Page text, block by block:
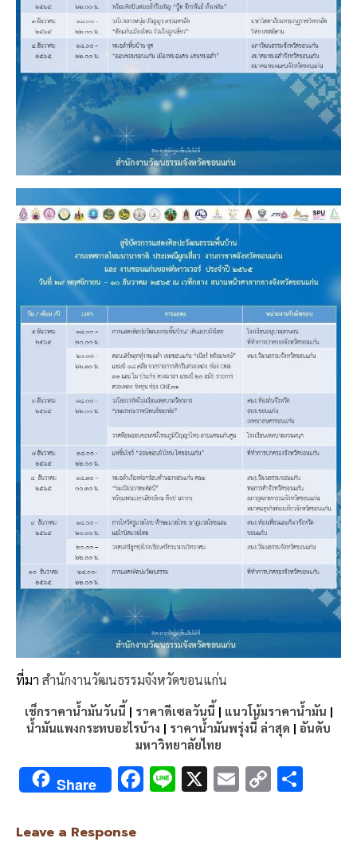
ที่มา สำนักงานวัฒนธรรมจังหวัดขอนแก่น
เช็กราคาน้ำมันวันนี้ | ราคาดีเซลวันนี้ | แนวโน้มราคาน้ำมัน |
น้ำมันแพงกระทบอะไรบ้าง | ราคาน้ำมันพรุ่งนี้ ล่าสุด | อันดับ
มหาวิทยาลัยไทย
Share F Li X E C
Leave a Response